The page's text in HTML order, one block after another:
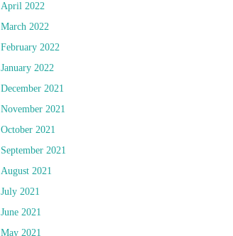
April 2022
March 2022
February 2022
January 2022
December 2021
November 2021
October 2021
September 2021
August 2021
July 2021
June 2021
May 2021